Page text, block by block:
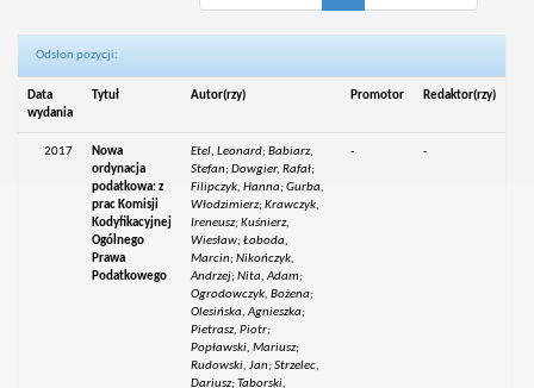
Odsłon pozycji:
Data
wydania
Tytuł Autor(rzy) Promotor Redaktor(rzy)
2017
Nowa
ordynacja
podatkowa: z
prac Komisji
Kodyfikacyjnej
Ogólnego
Prawa
Podatkowego
Etel, Leonard; Babiarz,
Stefan; Dowgier, Rafał;
Filipczyk, Hanna; Gurba,
Włodzimierz; Krawczyk,
Ireneusz; Kuśnierz,
Wiesław; Łoboda,
Marcin; Nikończyk,
Andrzej; Nita, Adam;
Ogrodowczyk, Bożena;
Olesińska, Agnieszka;
Pietrasz, Piotr;
Popławski, Mariusz;
Rudowski, Jan; Strzelec,
Dariusz; Taborski,
- -